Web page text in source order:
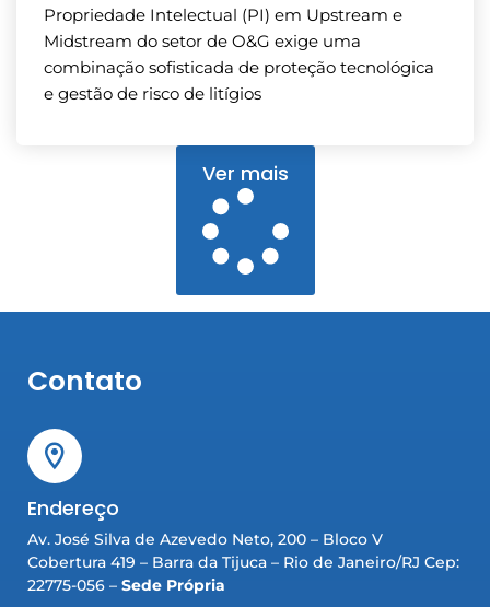
Propriedade Intelectual (PI) em Upstream e
Midstream do setor de O&G exige uma
combinação sofisticada de proteção tecnológica
e gestão de risco de litígios
Ver mais
Contato
Endereço
Av. José Silva de Azevedo Neto, 200 – Bloco V
Cobertura 419 – Barra da Tijuca – Rio de Janeiro/RJ Cep:
22775-056 – Sede Própria